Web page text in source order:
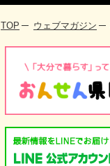
TOP ウェブマガジン